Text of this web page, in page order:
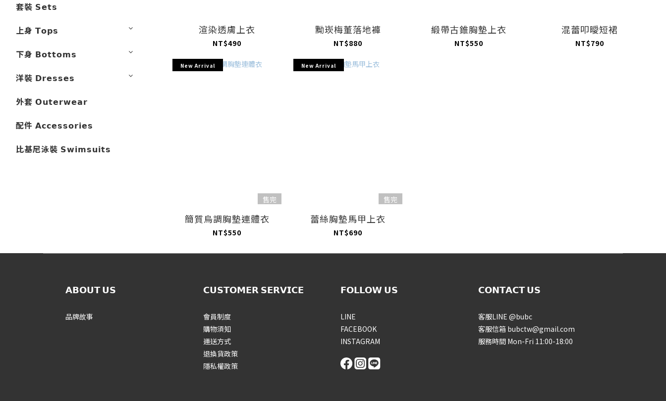
套裝 𝗦𝗲𝘁𝘀
上身 𝗧𝗼𝗽𝘀
下身 𝗕𝗼𝘁𝘁𝗼𝗺𝘀
洋裝 𝗗𝗿𝗲𝘀𝘀𝗲𝘀
外套 𝗢𝘂𝘁𝗲𝗿𝘄𝗲𝗮𝗿
配件 𝗔𝗰𝗰𝗲𝘀𝘀𝗼𝗿𝗶𝗲𝘀
比基尼泳裝 𝗦𝘄𝗶𝗺𝘀𝘂𝗶𝘁𝘀
渲染透膚上衣
NT$490
黝崁梅董落地褲
NT$880
緞帶古錐胸墊上衣
NT$550
混蕾叩曖短裙
NT$790
New Arrival
售完
簡質烏調胸墊連體衣
NT$550
New Arrival
售完
蕾絲胸墊馬甲上衣
NT$690
𝗔𝗕𝗢𝗨𝗧 𝗨𝗦
品牌故事
𝗖𝗨𝗦𝗧𝗢𝗠𝗘𝗥 𝗦𝗘𝗥𝗩𝗜𝗖𝗘
會員制度
購物須知
運送方式
退換貨政策
隱私權政策
𝗙𝗢𝗟𝗟𝗢𝗪 𝗨𝗦
LINE
FACEBOOK
INSTAGRAM
𝗖𝗢𝗡𝗧𝗔𝗖𝗧 𝗨𝗦
客服LINE @bubc
客服信箱 bubctw@gmail.com
服務時間 Mon-Fri 11:00-18:00